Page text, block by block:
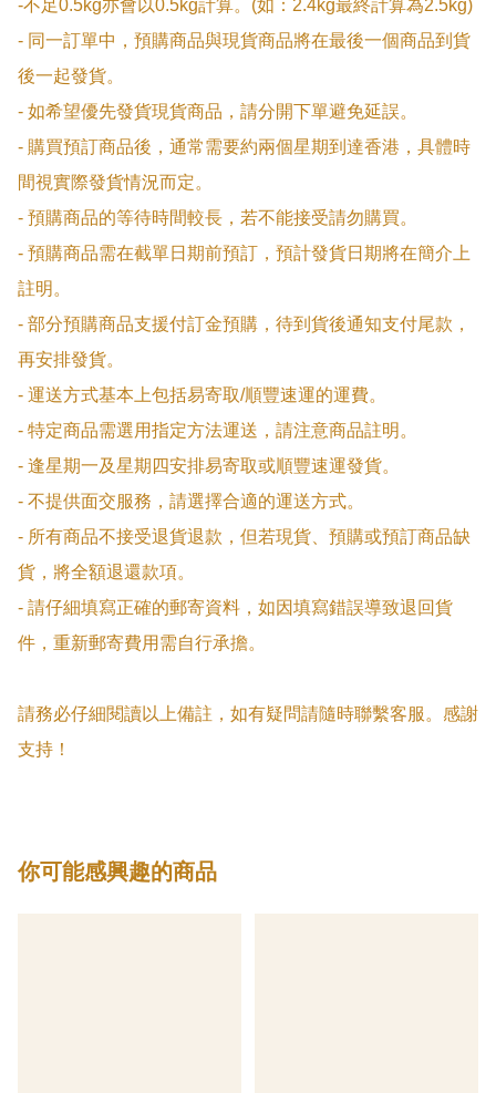
-不足0.5kg亦會以0.5kg計算。(如：2.4kg最終計算為2.5kg)
- 同一訂單中，預購商品與現貨商品將在最後一個商品到貨
後一起發貨。
- 如希望優先發貨現貨商品，請分開下單避免延誤。
- 購買預訂商品後，通常需要約兩個星期到達香港，具體時
間視實際發貨情況而定。
- 預購商品的等待時間較長，若不能接受請勿購買。
- 預購商品需在截單日期前預訂，預計發貨日期將在簡介上
註明。
- 部分預購商品支援付訂金預購，待到貨後通知支付尾款，
再安排發貨。
- 運送方式基本上包括易寄取/順豐速運的運費。
- 特定商品需選用指定方法運送，請注意商品註明。
- 逢星期一及星期四安排易寄取或順豐速運發貨。
- 不提供面交服務，請選擇合適的運送方式。
- 所有商品不接受退貨退款，但若現貨、預購或預訂商品缺
貨，將全額退還款項。
- 請仔細填寫正確的郵寄資料，如因填寫錯誤導致退回貨
件，重新郵寄費用需自行承擔。
請務必仔細閱讀以上備註，如有疑問請隨時聯繫客服。感謝
支持！
你可能感興趣的商品